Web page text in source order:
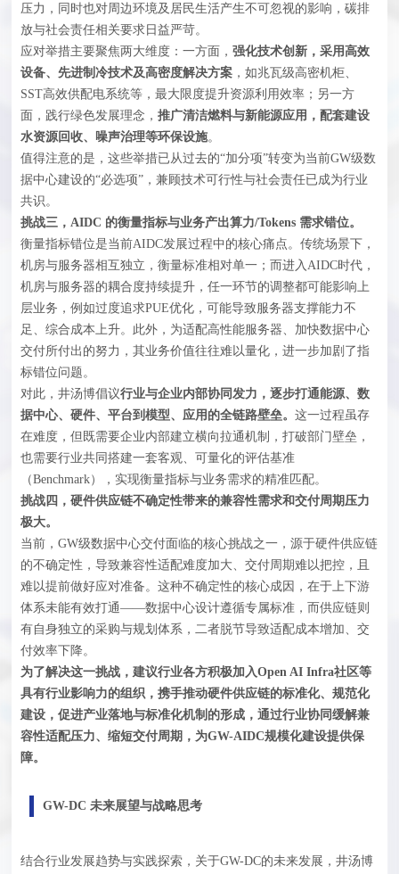
压力，同时也对周边环境及居民生活产生不可忽视的影响，碳排
放与社会责任相关要求日益严苛。
应对举措主要聚焦两大维度：一方面，强化技术创新，采用高效
设备、先进制冷技术及高密度解决方案 ，如兆瓦级高密机柜、
SST高效供配电系统等，最大限度提升资源利用效率；另一方
面，践行绿色发展理念，推广清洁燃料与新能源应用，配套建设
水资源回收、噪声治理等环保设施。
值得注意的是，这些举措已从过去的“加分项”转变为当前GW级数
据中心建设的“必选项”，兼顾技术可行性与社会责任已成为行业
共识。
挑战三， AIDC 的衡量指标与业务产出算力/Tokens 需求错位。
衡量指标错位是当前AIDC发展过程中的核心痛点。传统场景下，
机房与服务器相互独立，衡量标准相对单一；而进入AIDC时代，
机房与服务器的耦合度持续提升，任一环节的调整都可能影响上
层业务，例如过度追求PUE优化，可能导致服务器支撑能力不
足、综合成本上升。此外，为适配高性能服务器、加快数据中心
交付所付出的努力，其业务价值往往难以量化，进一步加剧了指
标错位问题。
对此，井汤博倡议行业与企业内部协同发力，逐步打通能源、数
据中心、硬件、平台到模型、应用的全链路壁垒。这一过程虽存
在难度，但既需要企业内部建立横向拉通机制，打破部门壁垒，
也需要行业共同搭建一套客观、可量化的评估基准
（Benchmark），实现衡量指标与业务需求的精准匹配。
挑战 四，硬件供应链不确定性带来的兼容性需求和交付周期压力
极大。
当前，GW级数据中心交付面临的核心挑战之一，源于硬件供应链
的不确定性，导致兼容性适配难度加大、交付周期难以把控，且
难以提前做好应对准备。这种不确定性的核心成因，在于上下游
体系未能有效打通——数据中心设计遵循专属标准，而供应链则
有自身独立的采购与规划体系，二者脱节导致适配成本增加、交
付效率下降。
为了解决这一挑战，建议行业各方积极加入Open AI Infra社区等
具有行业影响力的组织，携手推动硬件供应链的标准化、规范化
建设，促进产业落地与标准化机制的形成，通过行业协同缓解兼
容性适配压力、缩短交付周期，为GW-AIDC规模化建设提供保
障。
GW-DC 未来展望与战略思考
结合行业发展趋势与实践探索，关于GW-DC的未来发展，井汤博